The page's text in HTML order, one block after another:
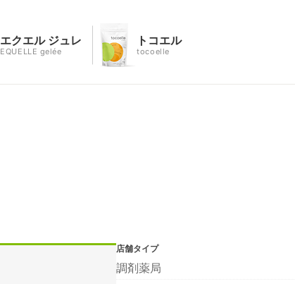
エクエル ジュレ
EQUELLE gelée
トコエル
tocoelle
店舗タイプ
調剤薬局